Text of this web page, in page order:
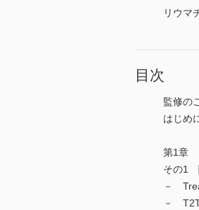
リウマ
目次
監修の
はじめ
第1章
その1
－
－